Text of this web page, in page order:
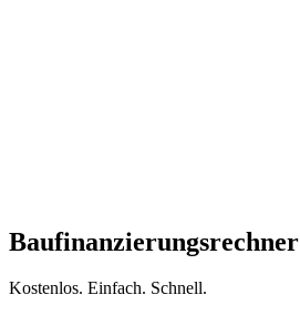
Baufinanzierungs­rechner
Kostenlos. Einfach. Schnell.